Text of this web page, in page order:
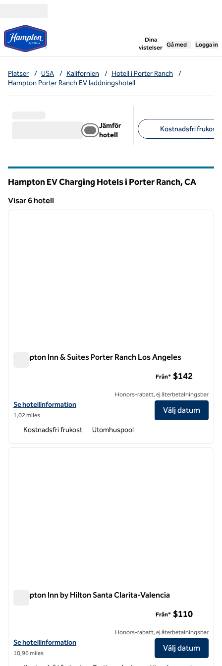
Dina
vistelser
,öppnar ny flik
Gå med Logga in
Platser / USA / Kalifornien / Hotell i Porter Ranch
/
Hampton Porter Ranch EV laddningshotell
Jämför
hotell
Kostnadsfri frukost
Hampton EV Charging Hotels i Porter Ranch,CA
Visar 6 hotell
Visar 6 hotell
1 av 12
nästa
Hampton Inn & Suites Porter Ranch Los Angeles
Visa hotelldetaljer för Hampton Inn & Suites Porter Ranch Los
Se hotellinformation
1,02 miles
Från* $142
Honors-rabatt, ej återbetalningsbar
Välj datum
Kostnadsfri frukost Utomhuspool
1 av 7
nästa
Hampton Inn by Hilton Santa Clarita-Valencia
Visa hotelldetaljer för Hampton Inn by Hilton Santa Clarita-Valencia
Se hotellinformation
10,96 miles
Från* $110
Honors-rabatt, ej återbetalningsbar
Välj datum